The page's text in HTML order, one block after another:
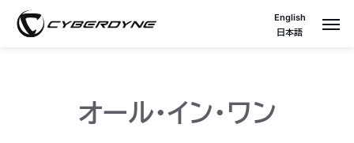
English
日本語
オール・イン・ワン